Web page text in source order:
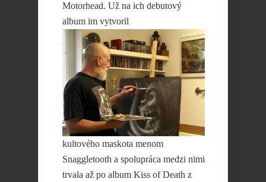
Motorhead. Už na ich debutový
album im vytvoril
kultového maskota menom
Snaggletooth a spolupráca medzi nimi
trvala až po album Kiss of Death z